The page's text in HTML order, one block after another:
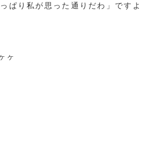
ぱり私が思った通りだわ」ですよ
ヶ